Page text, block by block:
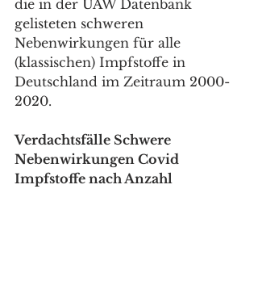
die in der UAW Datenbank
gelisteten schweren
Nebenwirkungen für alle
(klassischen) Impfstoffe in
Deutschland im Zeitraum 2000-
2020.
Verdachtsfälle Schwere
Nebenwirkungen Covid
Impfstoffe nach Anzahl